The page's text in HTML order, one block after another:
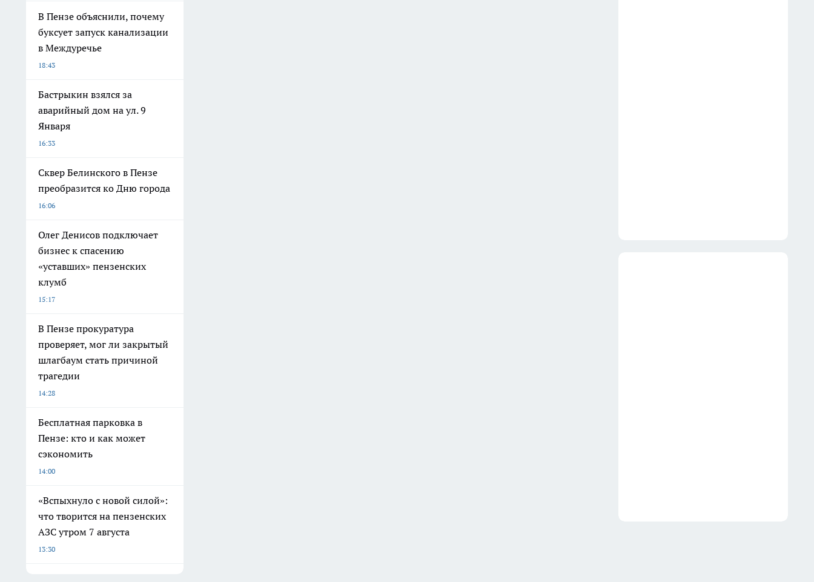
В Пензе объяснили, почему
буксует запуск канализации
в Междуречье
18:43
Бастрыкин взялся за
аварийный дом на ул. 9
Января
16:33
Сквер Белинского в Пензе
преобразится ко Дню города
16:06
Олег Денисов подключает
бизнес к спасению
«уставших» пензенских
клумб
15:17
В Пензе прокуратура
проверяет, мог ли закрытый
шлагбаум стать причиной
трагедии
14:28
Бесплатная парковка в
Пензе: кто и как может
сэкономить
14:00
«Вспыхнуло с новой силой»:
что творится на пензенских
АЗС утром 7 августа
13:30